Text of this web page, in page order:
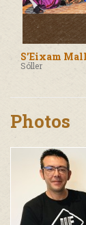
S’Eixam
Sóller
Photos